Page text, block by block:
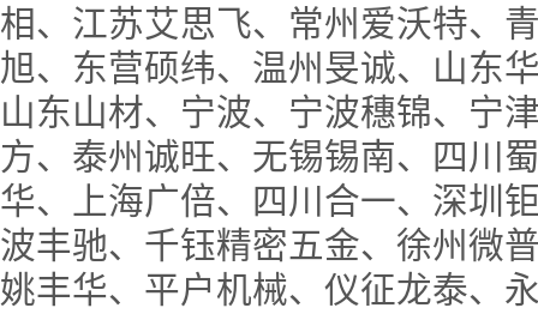
相、江苏艾思飞、常州爱沃特、
旭、东营硕纬、温州旻诚、山东
山东山材、宁波、宁波穗锦、宁
方、泰州诚旺、无锡锡南、四川
华、上海广倍、四川合一、深圳
波丰驰、千钰精密五金、徐州微
姚丰华、平户机械、仪征龙泰、